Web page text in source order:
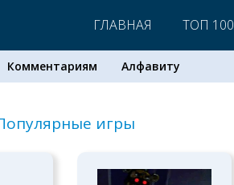
ГЛАВНАЯ ТОП 100
Комментариям Алфавиту
игры